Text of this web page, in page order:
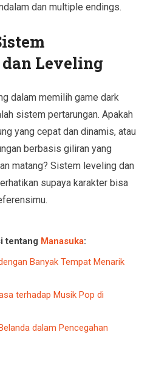
dan multiple endings.
Leveling
dalam memilih game dark
sistem pertarungan. Apakah
yang cepat dan dinamis, atau
berbasis giliran yang
matang? Sistem leveling dan
supaya karakter bisa
tentang Manasuka:
Banyak Tempat Menarik
terhadap Musik Pop di
dalam Pencegahan